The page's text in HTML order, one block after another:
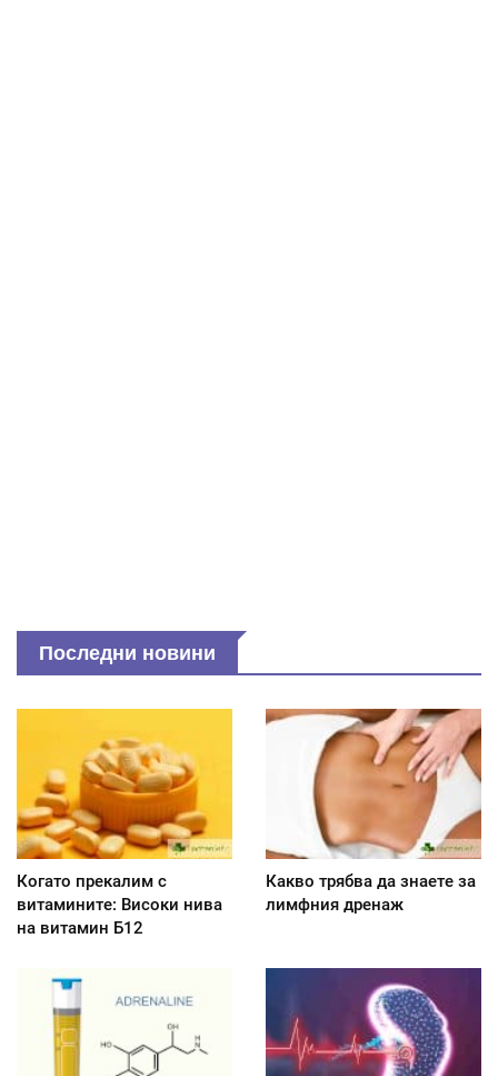
Последни новини
Когато прекалим с
витамините: Високи нива
на витамин Б12
Какво трябва да знаете за
лимфния дренаж